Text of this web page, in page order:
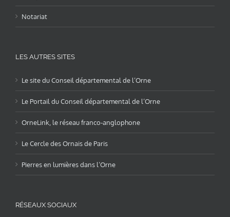
Notariat
LES AUTRES SITES
Le site du Conseil départemental de l’Orne
Le Portail du Conseil départemental de l’Orne
OrneLink, le réseau franco-anglophone
Le Cercle des Ornais de Paris
Pierres en lumières dans l’Orne
RÉSEAUX SOCIAUX